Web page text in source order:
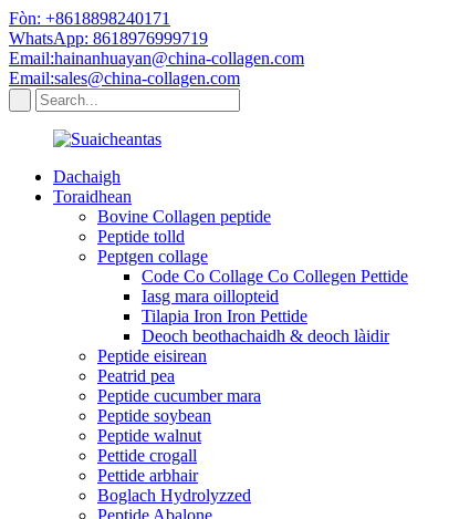
Fòn: +8618898240171
WhatsApp: 8618976999719
Email:hainanhuayan@china-collagen.com
Email:sales@china-collagen.com
Dachaigh
Toraidhean
Bovine Collagen peptide
Peptide tolld
Peptgen collage
Code Co Collage Co Collegen Pettide
Iasg mara oillopteid
Tilapia Iron Iron Pettide
Deoch beothachaidh & deoch làidir
Peptide eisirean
Peatrid pea
Peptide cucumber mara
Peptide soybean
Peptide walnut
Pettide crogall
Pettide arbhair
Boglach Hydrolyzzed
Peptide Abalone